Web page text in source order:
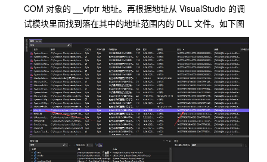
COM 对象的
__vfptr 地址。再根据地址从 VisualStudio 的调
试模块里面找到落在其中的地址范围内的 DLL 文件。如下图